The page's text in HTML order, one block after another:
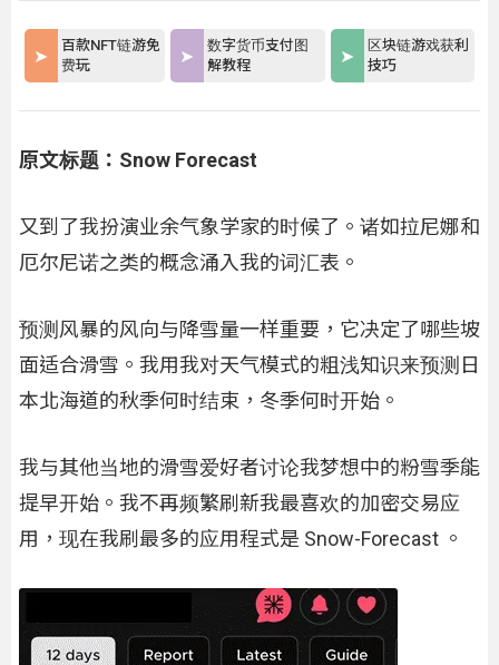
百款NFT链游免
费玩
数字货币支付图
解教程
区块链游戏获利
技巧
原文标题：Snow Forecast
又到了我扮演业余气象学家的时候了。诸如拉尼娜和
厄尔尼诺之类的概念涌入我的词汇表。
预测风暴的风向与降雪量一样重要，它决定了哪些坡
面适合滑雪。我用我对天气模式的粗浅知识来预测日
本北海道的秋季何时结束，冬季何时开始。
我与其他当地的滑雪爱好者讨论我梦想中的粉雪季能
提早开始。我不再频繁刷新我最喜欢的加密交易应
用，现在我刷最多的应用程式是 Snow-Forecast 。